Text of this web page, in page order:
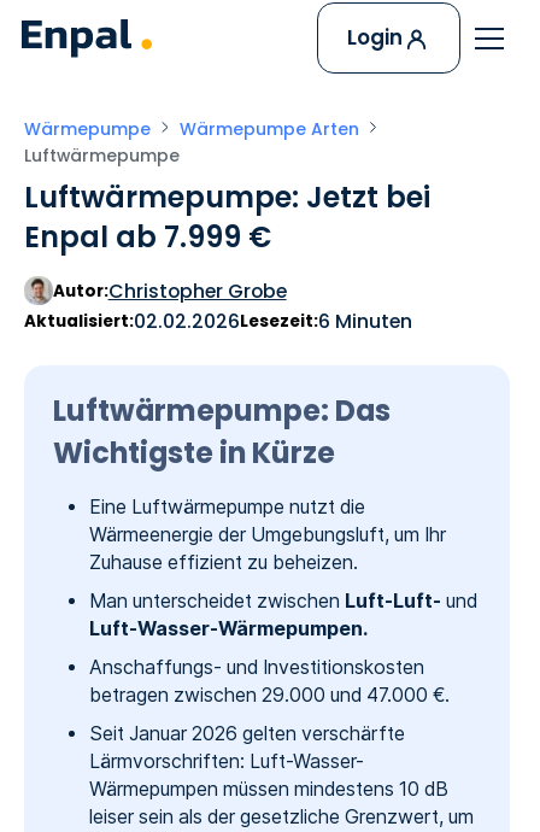
Login
Wärmepumpe
Wärmepumpe Arten
Luftwärmepumpe
Luftwärmepumpe: Jetzt bei
Enpal ab 7.999 €
Autor:Christopher Grobe
Aktualisiert:02.02.2026Lesezeit:6 Minuten
Luftwärmepumpe: Das
Wichtigste in Kürze
Eine Luftwärmepumpe nutzt die
Wärmeenergie der Umgebungsluft, um Ihr
Zuhause effizient zu beheizen.
Man unterscheidet zwischen Luft-Luft- und
Luft-Wasser-Wärmepumpen.
Anschaffungs- und Investitionskosten
betragen zwischen 29.000 und 47.000 €.
Seit Januar 2026 gelten verschärfte
Lärmvorschriften: Luft-Wasser-
Wärmepumpen müssen mindestens 10 dB
leiser sein als der gesetzliche Grenzwert, um